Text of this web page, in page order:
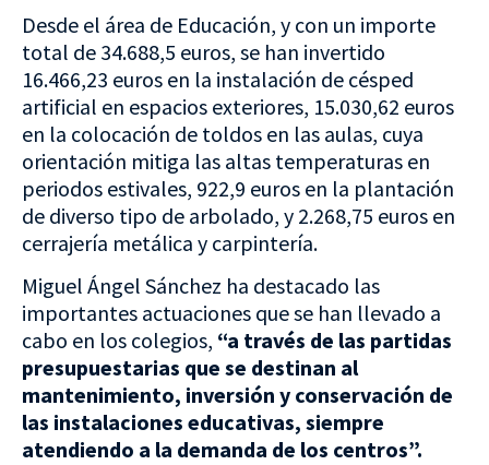
Desde el área de Educación, y con un importe
total de 34.688,5 euros, se han invertido
16.466,23 euros en la instalación de césped
artificial en espacios exteriores, 15.030,62 euros
en la colocación de toldos en las aulas, cuya
orientación mitiga las altas temperaturas en
periodos estivales, 922,9 euros en la plantación
de diverso tipo de arbolado, y 2.268,75 euros en
cerrajería metálica y carpintería.
Miguel Ángel Sánchez ha destacado las
importantes actuaciones que se han llevado a
cabo en los colegios, “a través de las partidas
presupuestarias que se destinan al
mantenimiento, inversión y conservación de
las instalaciones educativas, siempre
atendiendo a la demanda de los centros”.